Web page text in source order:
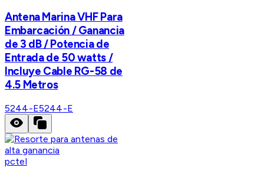
Antena Marina VHF Para
Embarcación / Ganancia
de 3 dB / Potencia de
Entrada de 50 watts /
Incluye Cable RG-58 de
4.5 Metros
5244-E5244-E
pctel